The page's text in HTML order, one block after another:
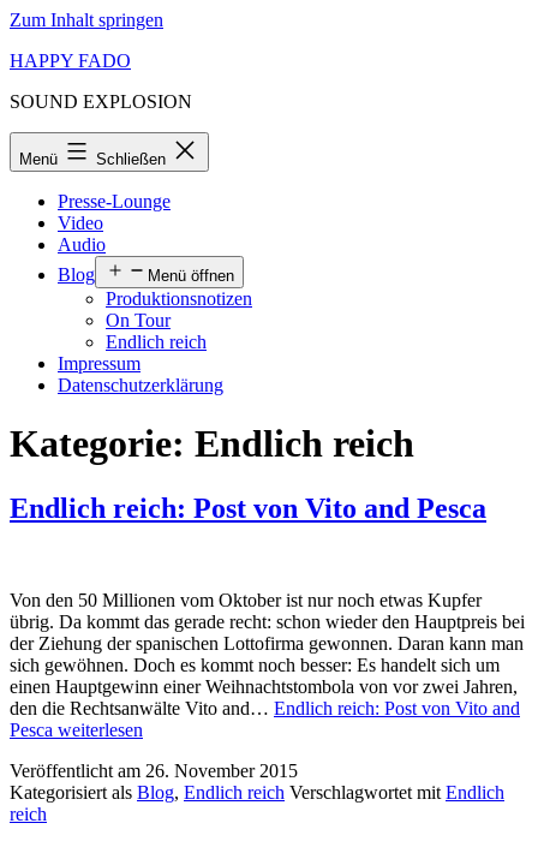
Zum Inhalt springen
HAPPY FADO
SOUND EXPLOSION
Menü Schließen
Presse-Lounge
Video
Audio
Blog
Menü öffnen
Produktionsnotizen
On Tour
Endlich reich
Impressum
Datenschutzerklärung
Kategorie: Endlich reich
Endlich reich: Post von Vito and Pesca
Von den 50 Millionen vom Oktober ist nur noch etwas Kupfer
übrig. Da kommt das gerade recht: schon wieder den Hauptpreis bei
der Ziehung der spanischen Lottofirma gewonnen. Daran kann man
sich gewöhnen. Doch es kommt noch besser: Es handelt sich um
einen Hauptgewinn einer Weihnachtstombola von vor zwei Jahren,
den die Rechtsanwälte Vito and… Endlich reich: Post von Vito and
Pesca weiterlesen
Veröffentlicht am 26. November 2015
Kategorisiert als Blog, Endlich reich Verschlagwortet mit Endlich
reich